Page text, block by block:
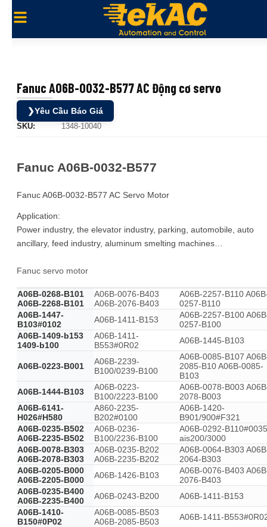
Fanuc A06B-0032-B577 AC Động cơ servo
❯Yêu Cầu Báo Giá
SKU: 1348-10040
Fanuc A06B-0032-B577
Fanuc A06B-0032-B577 AC Servo Motor
Application:
Power industry, the elevator industry, parking, automobile, auto
ancillary, feed industry, aluminum smelting machines…
Fanuc servo motor
A06B-0268-B101
A06B-2268-B101
A06B-0076-B403
A06B-2076-B403
A06B-2257-B110
0257-B110
A06B-1447-
B103#0102
A06B-1411-B153
A06B-2257-B100
0257-B100
A06B-1409-b153
1409-b100
A06B-1411-
B553#0R02
A06B-1445-B103
A06B-0223-B001
A06B-2239-
B100/0239-B100
A06B-0085-B107
2085-B10 A06B-0085-
B103
A06B-1444-B103
A06B-0223-
B100/2223-B100
A06B-0078-B003
2078-B003
A06B-6141-
H026#H580
A860-2235-
B202#0100
A06B-1420-
B901/900#F321
A06B-0235-B502
A06B-2235-B502
A06B-0236-
B100/2236-B100
A06B-0292-B110#0035
ais200/3000
A06B-0078-B303
A06B-2078-B303
A06B-0235-B202
A06B-2235-B202
A06B-0064-B303
2064-B303
A06B-0205-B000
A06B-2205-B000
A06B-1426-B103
A06B-0076-B403
2076-B403
A06B-0235-B400
A06B-2235-B400
A06B-0243-B200
A06B-1411-B153
A06B-1410-
B150#0P02
A06B-0085-B503
A06B-2085-B503
A06B-1411-